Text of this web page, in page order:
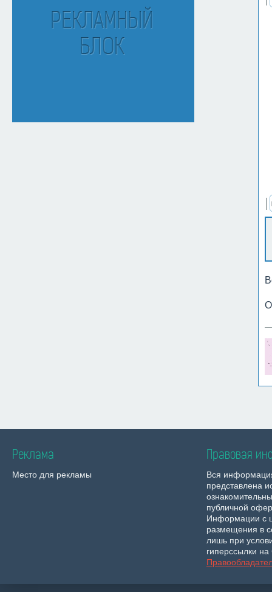
Реклама
Место для рекламы
Правовая
Вся
представлена
публичной
Информации с
размещения в
лишь при
гиперссылки на